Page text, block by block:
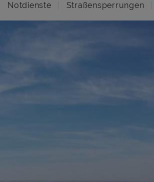
Notdienste
Straßensperrungen